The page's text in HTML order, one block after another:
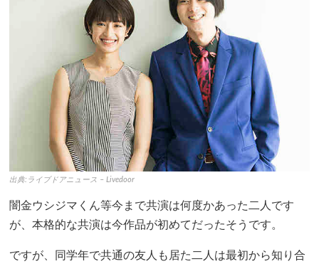
出典:ライブドアニュース – Livedoor
闇金ウシジマくん等今まで共演は何度かあった二人です
が、本格的な共演は今作品が初めてだったそうです。
ですが、同学年で共通の友人も居た二人は最初から知り合